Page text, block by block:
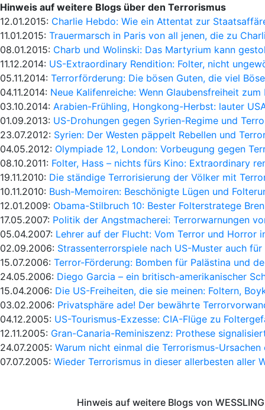
Hinweis auf weitere Blogs über den Terrorismus
12.01.2015: Charlie Hebdo: Wie ein Attentat zur
11.01.2015: Trauermarsch in Paris von all jenen, die zu
08.01.2015: Charb und Wolinski: Das Martyrium kann
11.12.2014: US-Extraordinary Rendition: Folter, nicht
05.11.2014: Terrorförderung: Die bösen Guten, die viel
04.11.2014: Neue Kalifenreiche: Wenn Glaubensfreiheit
03.10.2014: Arabien-Frühling, Hongkong-Herbst: lauter
01.09.2013: US-Drohungen gegen Syrien-Regime und
23.07.2012: Syrien: Der Westen päppelt Rebellen und
04.05.2012: Olympiade 12, London: Vorbeugung gegen
08.10.2011: Folter, Hass – nichts fürs Kino: Extraordinary
19.11.2010: Die ständige Terrorisierung der Völker mit
10.11.2010: Bush-Memoiren: Beschönigte Lügen und
12.01.2009: Obama-Stilbruch 10: Bester Folterstratege
17.05.2007: Politik der Angstmacherei: Terrorwarnungen
05.04.2007: Lehrer auf der Flucht: Vom Terror und Horror
02.09.2006: Strassenterrorspiele nach US-Muster auch
15.07.2006: Terror-Förderung: Bomben für Palästina und
24.05.2006: Diego Garcia – ein britisch-amerikanischer
15.04.2006: Die US-Freiheiten, die sie meinen: Foltern,
03.02.2006: Privatsphäre ade! Der bewährte
04.12.2005: US-Tourismus-Exzesse: CIA-Flüge zu
12.11.2005: Gran-Canaria-Reminiszenz: Prothese
24.07.2005: Warum nicht einmal die Terrorismus-Ursachen
07.07.2005: Wieder Terrorismus in dieser allerbesten aller
Hinweis auf weitere Blogs von